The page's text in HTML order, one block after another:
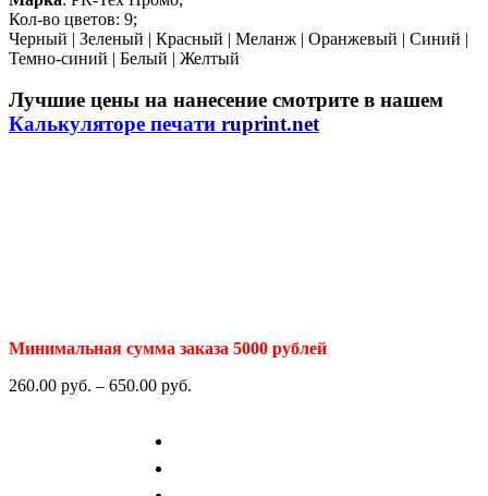
Кол-во цветов: 9;
Черный | Зеленый | Красный | Меланж | Оранжевый | Синий |
Темно-синий | Белый | Желтый
Лучшие цены на нанесение смотрите в нашем
Калькуляторе печати ruprint.net
Минимальная сумма заказа 5000 рублей
260.00 руб. – 650.00 руб.